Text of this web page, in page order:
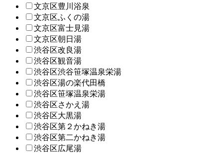
文京区豊川浴泉
文京区ふくの湯
文京区富士見湯
文京区朝日湯
渋谷区改良湯
渋谷区観音湯
渋谷区渋谷笹塚温泉栄湯
渋谷区湯の楽代田橋
渋谷区笹塚温泉栄湯
渋谷区さかえ湯
渋谷区大黒湯
渋谷区第２かねき湯
渋谷区第二かねき湯
渋谷区広尾湯